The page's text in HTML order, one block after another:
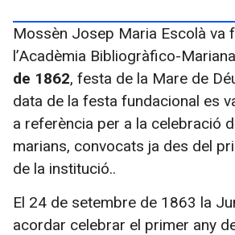
Mossèn Josep Maria Escolà va
l’Acadèmia Bibliogràfico-
de 1862, festa de la Mare de
data de la festa fundacional es
a referència per a la celebració
marians, convocats ja des del
de la institució..
El 24 de setembre de 1863 la
acordar celebrar el primer any